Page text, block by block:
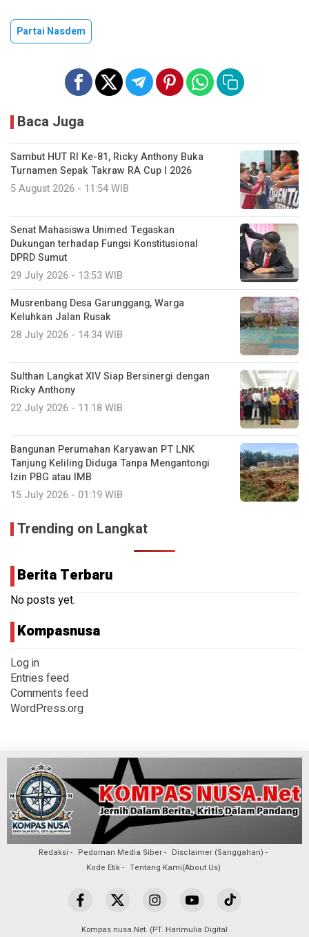
Partai Nasdem
Baca Juga
Sambut HUT RI Ke-81, Ricky Anthony Buka
Turnamen Sepak Takraw RA Cup I 2026
5 August 2026 - 11:54 WIB
Senat Mahasiswa Unimed Tegaskan
Dukungan terhadap Fungsi Konstitusional
DPRD Sumut
29 July 2026 - 13:53 WIB
Musrenbang Desa Garunggang, Warga
Keluhkan Jalan Rusak
28 July 2026 - 14:34 WIB
Sulthan Langkat XIV Siap Bersinergi dengan
Ricky Anthony
22 July 2026 - 11:18 WIB
Bangunan Perumahan Karyawan PT LNK
Tanjung Keliling Diduga Tanpa Mengantongi
Izin PBG atau IMB
15 July 2026 - 01:19 WIB
Trending on Langkat
Berita Terbaru
No posts yet.
Kompasnusa
Log in
Entries feed
Comments feed
WordPress.org
Redaksi Pedoman Media Siber
Disclaimer (Sanggahan)
Kode Etik
Tentang Kami(About Us)
Kompas nusa.Net. (PT. Harimulia Digital